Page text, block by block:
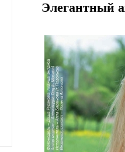
Элегантный